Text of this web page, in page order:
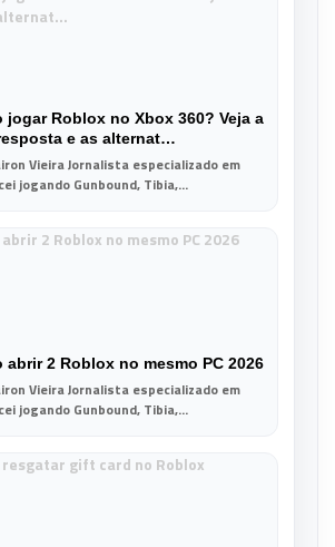
jogar Roblox no Xbox 360? Veja a
e as alternat…
Vieira Jornalista especializado em
jogando Gunbound, Tibia,...
abrir 2 Roblox no mesmo PC 2026
Vieira Jornalista especializado em
jogando Gunbound, Tibia,...